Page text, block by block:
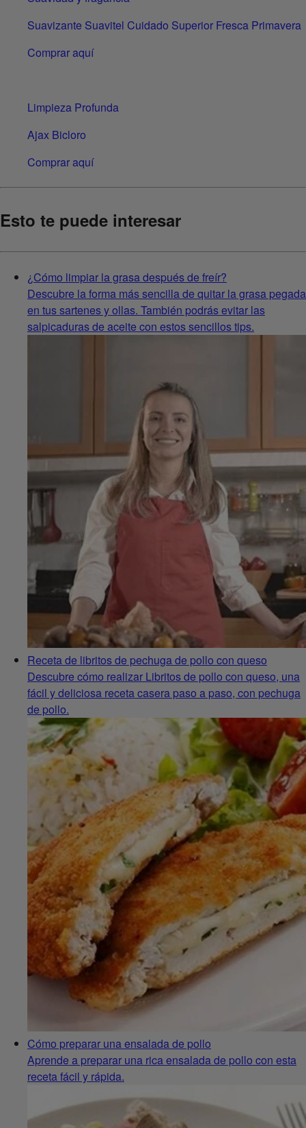
Suavizante Suavitel Cuidado Superior Fresca Primavera
Comprar aquí
Limpieza Profunda
Ajax Bicloro
Comprar aquí
Esto te puede interesar
¿Cómo limpiar la grasa después de freír?
Descubre la forma más sencilla de quitar la grasa pegada
en tus sartenes y ollas. También podrás evitar las
salpicaduras de aceite con estos sencillos tips.
Receta de libritos de pechuga de pollo con queso
Descubre cómo realizar Libritos de pollo con queso, una
fácil y deliciosa receta casera paso a paso, con pechuga
de pollo.
Cómo preparar una ensalada de pollo
Aprende a preparar una rica ensalada de pollo con esta
receta fácil y rápida.